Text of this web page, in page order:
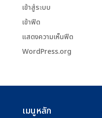
เข้าสู่ระบบ
เข้าฟีด
แสดงความเห็นฟีด
WordPress.org
เมนูหลัก